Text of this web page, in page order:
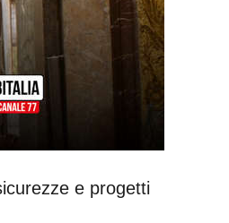
e progetti